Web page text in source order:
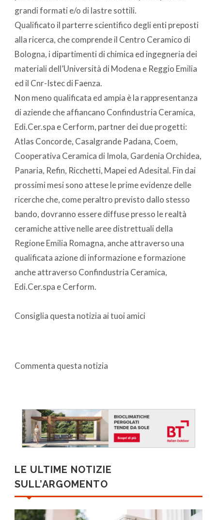
grandi formati e/o di lastre sottili.
Qualificato il parterre scientifico degli enti preposti
alla ricerca, che comprende il Centro Ceramico di
Bologna, i dipartimenti di chimica ed ingegneria dei
materiali dell’Università di Modena e Reggio Emilia
ed il Cnr-Istec di Faenza.
Non meno qualificata ed ampia è la rappresentanza
di aziende che affiancano Confindustria Ceramica,
Edi.Cer.spa e Cerform, partner dei due progetti:
Atlas Concorde, Casalgrande Padana, Coem,
Cooperativa Ceramica di Imola, Gardenia Orchidea,
Panaria, Refin, Ricchetti, Mapei ed Adesital. Fin dai
prossimi mesi sono attese le prime evidenze delle
ricerche che, come peraltro previsto dallo stesso
bando, dovranno essere diffuse presso le realtà
ceramiche attive nelle aree distrettuali della
Regione Emilia Romagna, anche attraverso una
qualificata azione di informazione e formazione
anche attraverso Confindustria Ceramica,
Edi.Cer.spa e Cerform.
Consiglia questa notizia ai tuoi amici
Commenta questa notizia
LE ULTIME NOTIZIE
SULL’ARGOMENTO